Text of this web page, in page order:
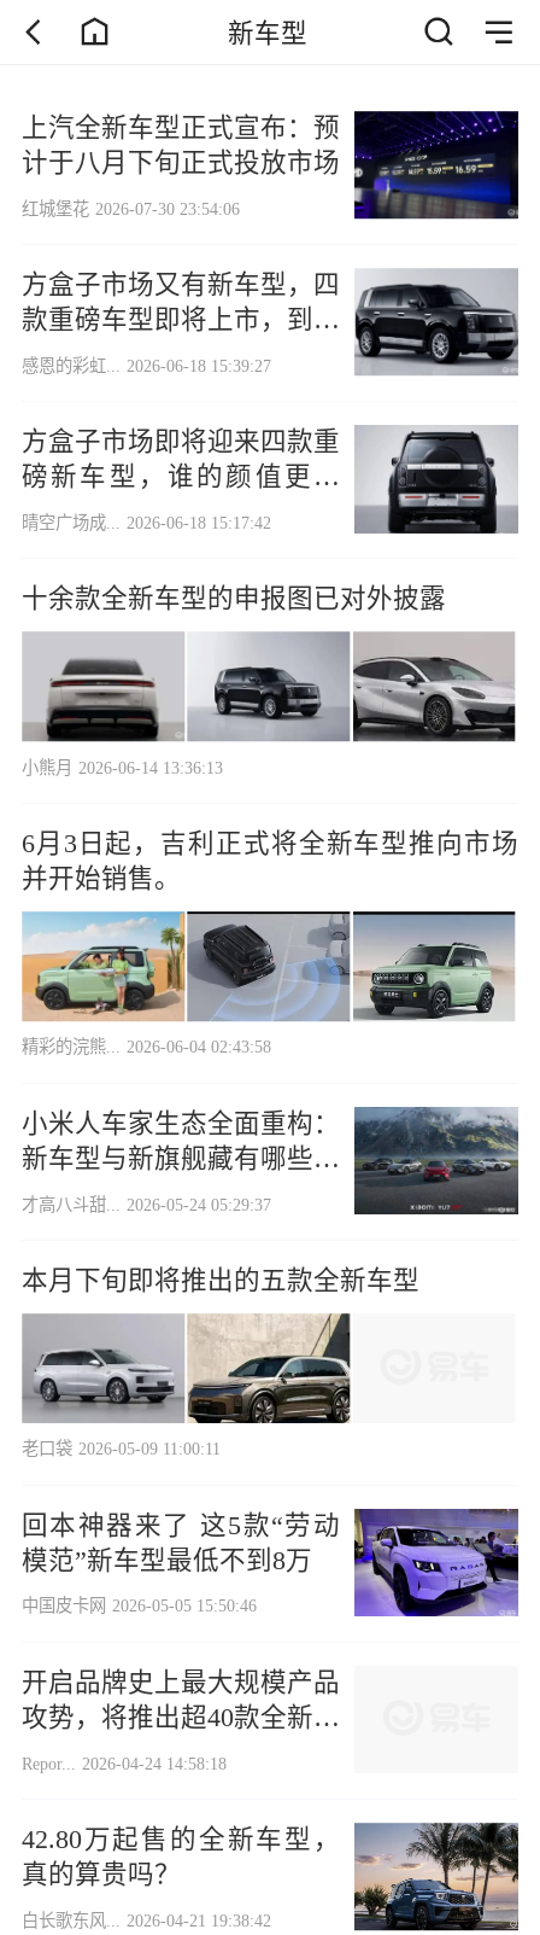
新车型
上汽全新车型正式宣布：预
计于八月下旬正式投放市场
红城堡花 2026-07-30 23:54:06
方盒子市场又有新车型，四
款重磅车型即将上市，到底
谁的颜值更高？
感恩的彩虹... 2026-06-18 15:39:27
方盒子市场即将迎来四款重
磅新车型，谁的颜值更出
众？
晴空广场成... 2026-06-18 15:17:42
十余款全新车型的申报图已对外披露
小熊月 2026-06-14 13:36:13
6月3日起，吉利正式将全新车型推向市场
并开始销售。
精彩的浣熊... 2026-06-04 02:43:58
小米人车家生态全面重构：
新车型与新旗舰藏有哪些惊
喜？
才高八斗甜... 2026-05-24 05:29:37
本月下旬即将推出的五款全新车型
老口袋 2026-05-09 11:00:11
回本神器来了 这5款“劳动
模范”新车型最低不到8万
中国皮卡网 2026-05-05 15:50:46
开启品牌史上最大规模产品
攻势，将推出超40款全新车
型
Repor... 2026-04-24 14:58:18
42.80万起售的全新车型，
真的算贵吗？
白长歌东风... 2026-04-21 19:38:42